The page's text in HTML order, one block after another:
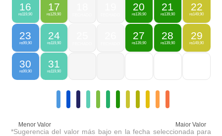
16
R$119,90
17
R$129,90
20
R$139,90
21
R$139,90
22
R$149,90
23
R$99,90
24
R$119,90
27
R$139,90
28
R$139,90
29
R$149,90
30
R$99,90
31
R$119,90
Menor Valor Maior Valor
*Sugerencia del valor más bajo en la fecha seleccionada para